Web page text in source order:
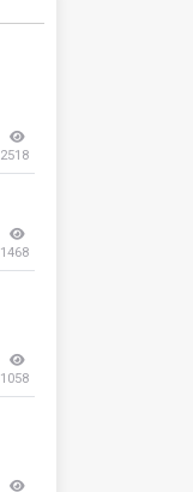
2518
1468
1058